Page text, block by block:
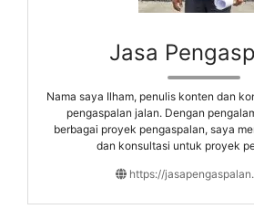
Jasa
Nama saya Ilham, penulis konten dan
pengaspalan jalan. Dengan
berbagai proyek pengaspalan, saya
dan konsultasi untuk proyek
https://